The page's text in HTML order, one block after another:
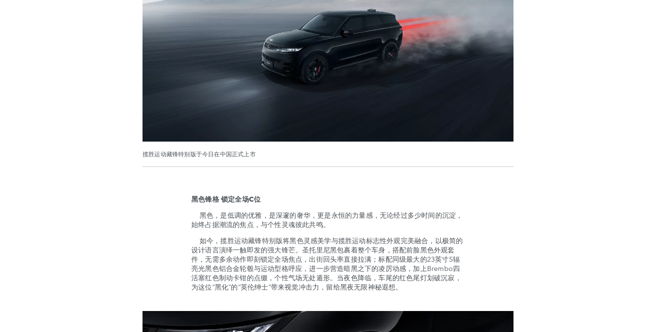
揽胜运动藏锋特别版于今日在中国正式上市
黑色锋格 锁定全场C位
黑色，是低调的优雅，是深邃的奢华，更是永恒的力量感，无论经过多少时间的沉淀，
始终占据潮流的焦点，与个性灵魂彼此共鸣。
如今，揽胜运动藏锋特别版将黑色灵感美学与揽胜运动标志性外观完美融合，以极简的
设计语言演绎一触即发的强大锋芒。圣托里尼黑包裹着整个车身，搭配前脸黑色外观套
件，无需多余动作即刻锁定全场焦点，出街回头率直接拉满；标配同级最大的23英寸5辐
亮光黑色铝合金轮毂与运动型格呼应，进一步营造暗黑之下的凌厉动感，加上Brembo四
活塞红色制动卡钳的点缀，个性气场无处遁形。当夜色降临，车尾的红色尾灯划破沉寂，
为这位“黑化”的“英伦绅士”带来视觉冲击力，留给黑夜无限神秘遐想。